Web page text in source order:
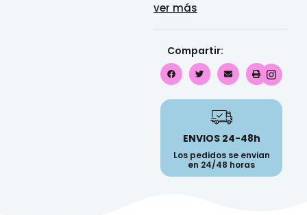
ver más
Compartir:
ENVIOS 24-48h
Los pedidos se envian
en 24/48 horas